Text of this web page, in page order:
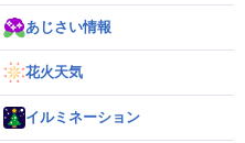
あじさい情報
花火天気
イルミネーション